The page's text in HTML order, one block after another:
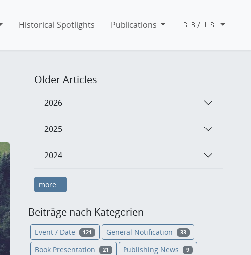
Historical Spotlights Publications 🇬🇧/🇺🇸
Older Articles
2026
2025
2024
more...
Beiträge nach Kategorien
Event / Date 121 General Notification 33
Book Presentation 21 Publishing News 9